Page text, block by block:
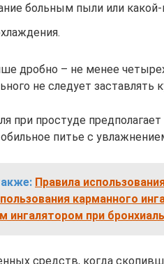
больным пыли или
дробно – не менее
не следует заставлять
при простуде
питье с
Правила
карманного
ингалятором при
средств, когда